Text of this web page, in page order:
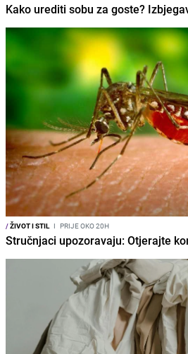
Kako urediti sobu za goste?
/ŽIVOT I STIL I PRIJE OKO 20H
Stručnjaci upozoravaju: Otjerajte